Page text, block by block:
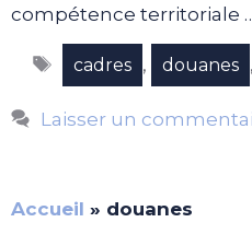
compétence territoriale
Étiquettes
cadres , douanes ,
Laisser un
Accueil » douanes